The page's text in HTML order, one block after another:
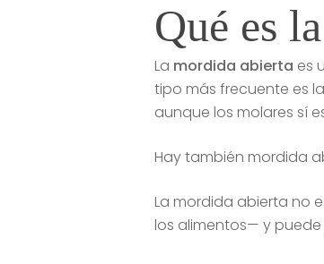
Qué es
La mordida abierta es
tipo más frecuente es
aunque los molares sí
Hay también mordida
La mordida abierta no
los alimentos— y